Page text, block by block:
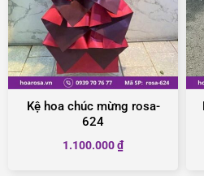
Kệ hoa chúc mừng rosa-
624
1.100.000₫